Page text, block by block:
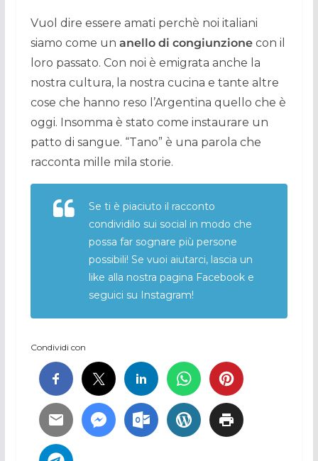
Vuol dire essere amati perchè noi italiani
siamo come un anello di congiunzionecon il
loro passato. Con noi è emigrata anche la
nostra cultura, la nostra cucina e tante altre
cose che hanno reso l’Argentina quello che è
oggi. Insomma è stato come instaurare un
patto di sangue. “Tano” è una parola che
racconta mille mila storie.
Se ti è piaciuto il racconto
condividilo sui social in modo che
possa far sognare più persone
possibili! Se vuoi aiutarci, lascia un
like alla nostra pagina Facebook e
seguici su Instagram!
Condividi con